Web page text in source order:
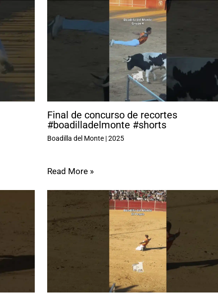
Final de concurso de recortes
#boadilladelmonte #shorts
Boadilla del Monte|2025
Read More »